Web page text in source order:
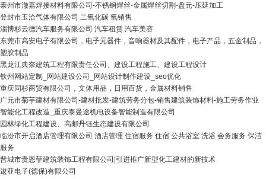
泰州市澈嘉焊接材料有限公司-不锈钢焊丝-金属焊丝切割-盘元-压延加工
登封市玉洽气体有限公司 二氧化碳 氧销售
淄博杉云德汽车服务有限公司 汽车租赁 汽车美容
东莞市高安电子有限公司，电子元器件，音响器材及其配件，电子产品，五金制品，
塑胶制品
黑龙江典奈建筑工程有限责任公司、建设工程施工、建设工程设计
钦州网站定制_网站建设公司_网站设计制作建设_seo优化
重庆同杉商贸有限公司，文体用品，日用百货，金属材料销售
广元市菊芋建材有限公司-建材批发-建筑劳务分包-销售建筑装饰材料-施工劳务作业
智能化工程改造_重庆泰曼途机电设备智能制造有限公司
园林绿化工程建设、高邮丹钰生态建设有限公司
临汾市开启酒店管理有限公司 酒店管理 住宿服务 住宿 公共浴室 洗浴 会务服务 保洁
服务
晋城市贵恩菲建筑装饰工程有限公司|引进推广新型化工建材的新技术
逡亚电子(德保)有限公司